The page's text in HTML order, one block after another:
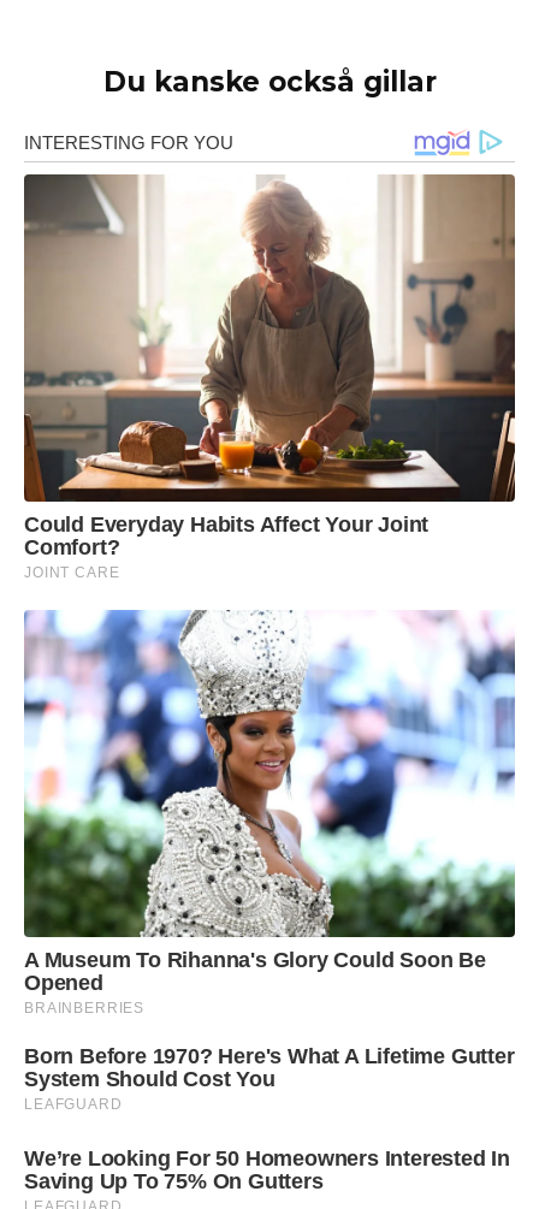
Du kanske också gillar